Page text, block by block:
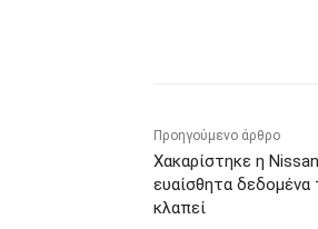
Προηγούμενο άρθρο
Χακαρίστηκε η
ευαίσθητα
κλαπεί